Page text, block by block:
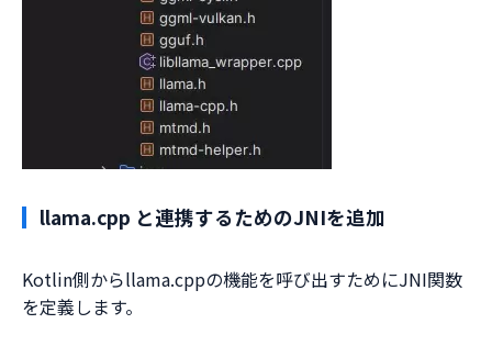
llama.cpp と連携するためのJNIを追加
Kotlin側からllama.cppの機能を呼び出すためにJNI関数
を定義します。